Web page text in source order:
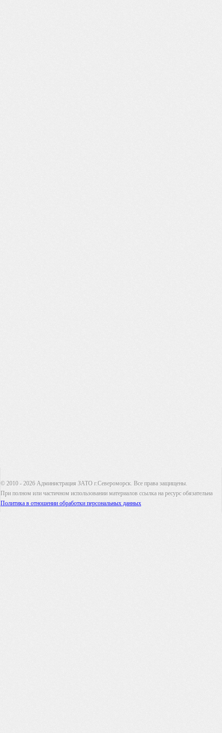
© 2010 - 2026 Администрация ЗАТО г.Североморск. Все права защищены.
При полном или частичном использовании материалов ссылка на ресурс обязательна
Политика в отношении обработки персональных данных